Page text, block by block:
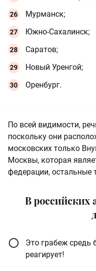
Мурманск;
Южно-Сахалинск;
Саратов;
Новый Уренгой;
Оренбург.
По всей видимости,
поскольку они
московских только
Москвы, которая
федерации, остальные
В российских
Это грабеж средь
реагирует!